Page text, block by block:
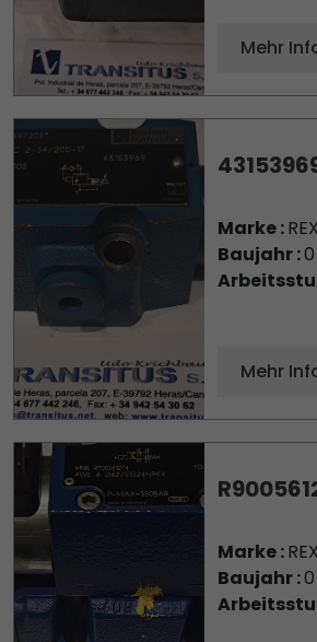
Mehr
Marke :
Baujahr :0
Mehr
Marke :
Baujahr :0